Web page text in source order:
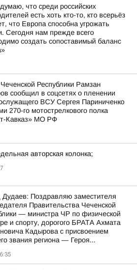
что среди российских
есть хоть кто-то, кто всерьёз
что Европа способна угрожать
Сегодня нам прежде всего
создать сопоставимый баланс
Республики Рамзан
сообщил в соцсетях о пленении
ВСУ Сергея Париниченко
270-го мотострелкового полка
Кавказ» МО РФ
авторская колонка;
Поздравляю заместителя
Правительства Чеченской
— министра ЧР по физической
и спорту, дорогого БРАТА Ахмата
Кадырова с присвоением
звания региона — Героя...